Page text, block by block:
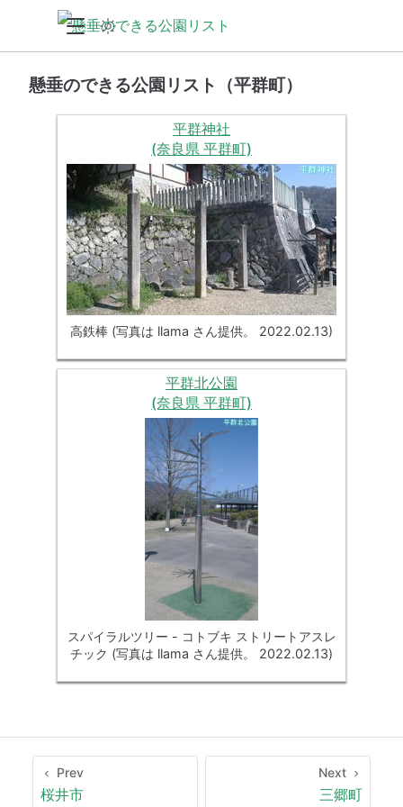
懸垂のできる公園リスト（平群町）
平群神社
(奈良県 平群町)
高鉄棒 (写真は llama さん提供。 2022.02.13)
平群北公園
(奈良県 平群町)
スパイラルツリー - コトブキ ストリートアスレ
チック (写真は llama さん提供。 2022.02.13)
Prev
桜井市
Next
三郷町